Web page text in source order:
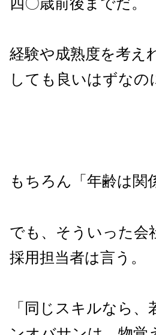
経験や成熟度を考え
しても良いはずなの
もちろん「年齢は関
でも、そういった会
採用担当者は言う。
「同じスキルなら